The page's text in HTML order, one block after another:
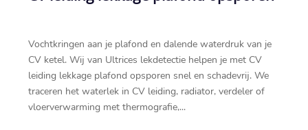
Vochtkringen aan je plafond en dalende waterdruk van je
CV ketel.​ Wij van Ultrices lekdetectie helpen je met CV
leiding lekkage plafond opsporen snel en schadevrij.​ We
traceren het waterlek in CV leiding, radiator, verdeler of
vloerverwarming met thermografie,...